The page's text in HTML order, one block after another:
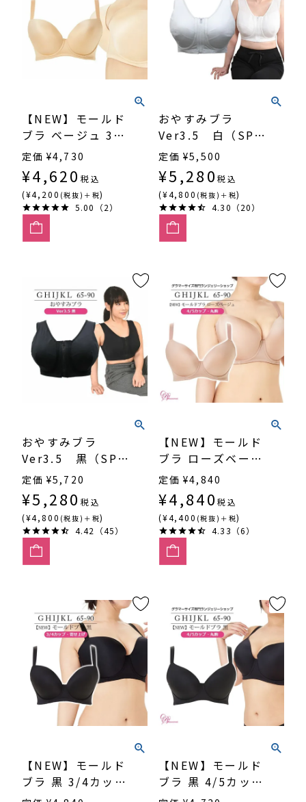
【NEW】モールド
ブラ ベージュ 3/4
カップ・寄せ上げ
（SP-552）
定価 ¥4,730
¥4,620 税込
(¥4,200 (税抜)＋税)
5.00（2）
おやすみブラ
Ver3.5 白（SP-
338）
定価 ¥5,500
¥5,280 税込
(¥4,800 (税抜)＋税)
4.30（20）
おやすみブラ
Ver3.5 黒（SP-
338）
定価 ¥5,720
¥5,280 税込
(¥4,800 (税抜)＋税)
4.42（45）
【NEW】モールド
ブラ ローズベージ
ュ 4/5カップ・丸
胸 （SP551）
定価 ¥4,840
¥4,840 税込
(¥4,400 (税抜)＋税)
4.33（6）
【NEW】モールド
ブラ 黒 3/4カッ
プ・寄せ上げ
【NEW】モールド
ブラ 黒 4/5カッ
プ・丸胸 （SP-